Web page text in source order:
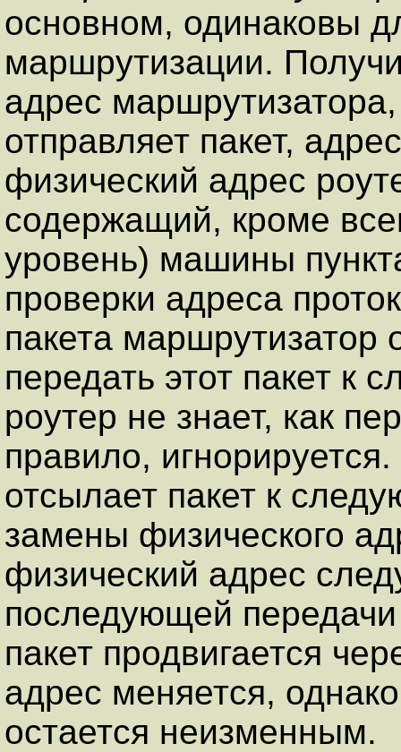
основном, одинаковы
маршрутизации.
адрес
отправляет пакет,
физический адрес
содержащий, кроме
уровень) машины
проверки адреса
пакета маршрутизатор
передать этот пакет к
роутер не знает, как
правило,
отсылает пакет к
замены физического
физический адрес
последующей передачи
пакет продвигается
адрес меняется,
остается неизменным.